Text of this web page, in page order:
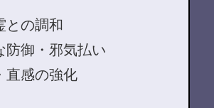
との調和
防御・邪気払い
直感の強化